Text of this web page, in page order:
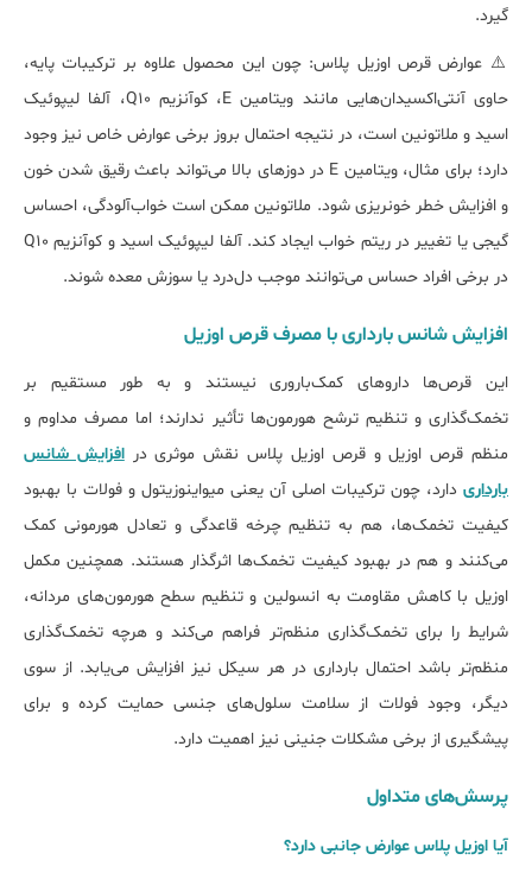
گیرد.
⚠️ عوارض قرص اوزیل پلاس: چون این محصول علاوه بر ترکیبات پایه،
حاوی آنتی‌اکسیدان‌هایی مانند ویتامین E، کوآنزیم Q10، آلفا لیپوئیک
اسید و ملاتونین است، در نتیجه احتمال بروز برخی عوارض خاص نیز وجود
دارد؛ برای مثال، ویتامین E در دوزهای بالا می‌تواند باعث رقیق شدن خون
و افزایش خطر خونریزی شود. ملاتونین ممکن است خواب‌آلودگی، احساس
گیجی یا تغییر در ریتم خواب ایجاد کند. آلفا لیپوئیک اسید و کوآنزیم Q10
در برخی افراد حساس می‌توانند موجب دل‌درد یا سوزش معده شوند.
افزایش شانس بارداری با مصرف قرص اوزیل
این قرص‌ها داروهای کمک‌باروری نیستند و به طور مستقیم بر
تخمک‌گذاری و تنظیم ترشح هورمون‌ها تأثیر ندارند؛ اما مصرف مداوم و
منظم قرص اوزیل و قرص اوزیل پلاس نقش موثری درافزایش شانس
بارداری دارد، چون ترکیبات اصلی آن یعنی میواینوزیتول و فولات با بهبود
کیفیت تخمک‌ها، هم به تنظیم چرخه قاعدگی و تعادل هورمونی کمک
می‌کنند و هم در بهبود کیفیت تخمک‌ها اثرگذار هستند. همچنین مکمل
اوزیل با کاهش مقاومت به انسولین و تنظیم سطح هورمون‌های مردانه،
شرایط را برای تخمک‌گذاری منظم‌تر فراهم می‌کند و هرچه تخمک‌گذاری
منظم‌تر باشد احتمال بارداری در هر سیکل نیز افزایش می‌یابد. از سوی
دیگر، وجود فولات از سلامت سلول‌های جنسی حمایت کرده و برای
پیشگیری از برخی مشکلات جنینی نیز اهمیت دارد.
پرسش‌های متداول
آیا اوزیل پلاس عوارض جانبی دارد؟